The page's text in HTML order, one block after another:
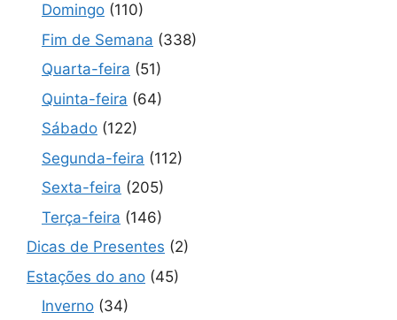
Domingo (110)
Fim de Semana (338)
Quarta-feira (51)
Quinta-feira (64)
Sábado (122)
Segunda-feira (112)
Sexta-feira (205)
Terça-feira (146)
Dicas de Presentes (2)
Estações do ano (45)
Inverno (34)